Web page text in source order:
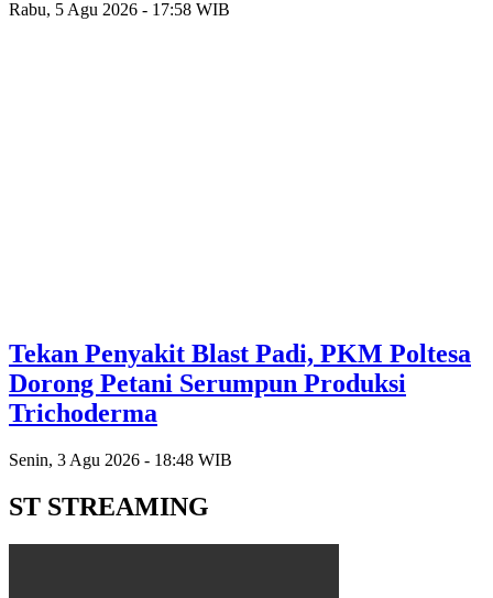
Rabu, 5 Agu 2026 - 17:58 WIB
Tekan Penyakit Blast Padi, PKM Poltesa
Dorong Petani Serumpun Produksi
Trichoderma
Senin, 3 Agu 2026 - 18:48 WIB
ST STREAMING